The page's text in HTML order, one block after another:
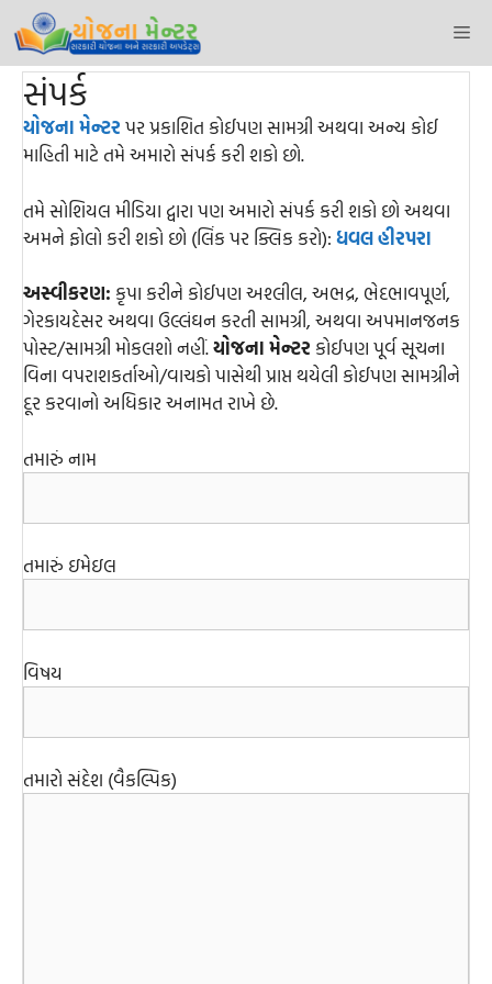
to
content
સંપર્ક
યોજના મેન્ટર પર પ્રકાશિત કોઈપણ સામગ્રી અથવા અન્ય કોઈ
માહિતી માટે તમે અમારો સંપર્ક કરી શકો છો.
તમે સોશિયલ મીડિયા દ્વારા પણ અમારો સંપર્ક કરી શકો છો અથવા
અમને ફોલો કરી શકો છો (લિંક પર ક્લિક કરો): ધવલ હીરપરા
અસ્વીકરણ: કૃપા કરીને કોઈપણ અશ્લીલ, અભદ્ર, ભેદભાવપૂર્ણ,
ગેરકાયદેસર અથવા ઉલ્લંઘન કરતી સામગ્રી, અથવા અપમાનજનક
પોસ્ટ/સામગ્રી મોકલશો નહીં.યોજના મેન્ટર કોઈપણ પૂર્વ સૂચના
વિના વપરાશકર્તાઓ/વાચકો પાસેથી પ્રાપ્ત થયેલી કોઈપણ સામગ્રીને
દૂર કરવાનો અધિકાર અનામત રાખે છે.
તમારું નામ
તમારું ઇમેઇલ
વિષય
તમારો સંદેશ (વૈકલ્પિક)